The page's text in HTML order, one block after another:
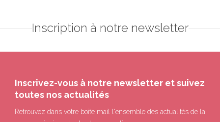
Inscription à notre newsletter
Inscrivez-vous à notre newsletter et suivez
toutes nos actualités
Retrouvez dans votre boîte mail l'ensemble des actualités de la